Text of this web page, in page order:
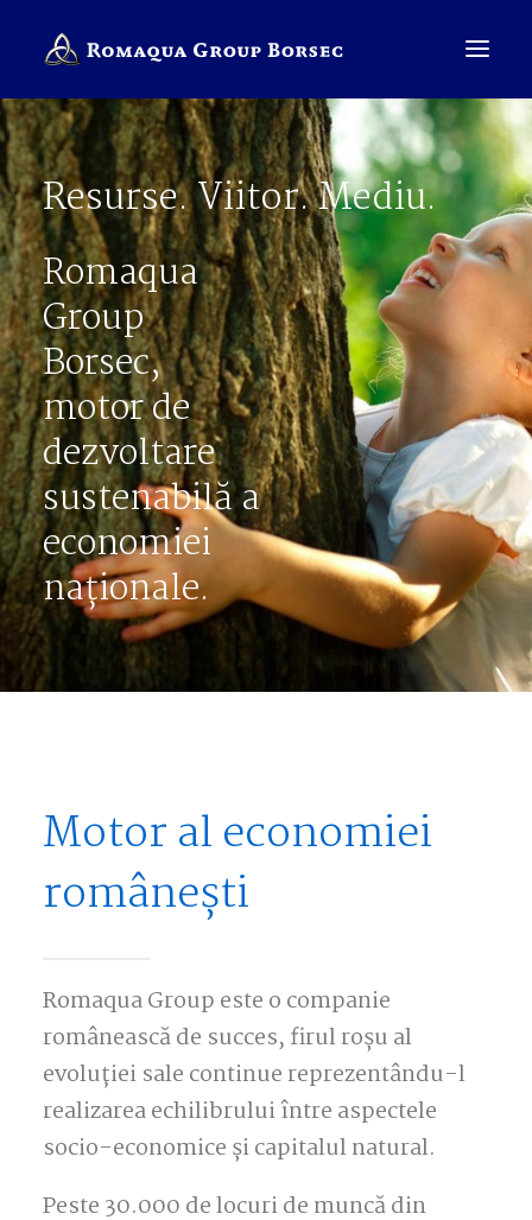
COMPANIE
BRANDURI
SALES PRESENTER
ROMÂNĂ
CAUTĂ
Resurse. Viitor. Mediu.
Romaqua
Group
Borsec,
motor de
dezvoltare
sustenabilă a
economiei
naționale.
Motor al economiei
românești
Romaqua Group este o companie
românească de succes, firul roșu al
evoluției sale continue reprezentându-l
realizarea echilibrului între aspectele
socio-economice și capitalul natural.
Peste 30.000 de locuri de muncă din